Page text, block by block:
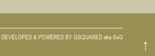
| DEVELOPED & POWERED BY GSQUARED aka GxG
↑